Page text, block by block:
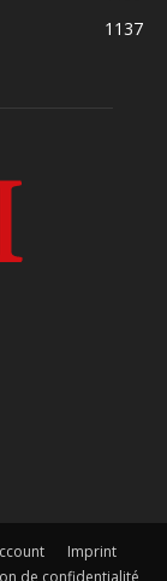
1137
Imprint
de confidentialité